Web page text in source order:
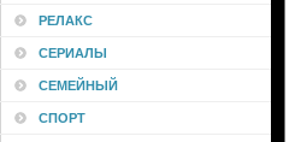
РЕЛАКС
СЕРИАЛЫ
СЕМЕЙНЫЙ
СПОРТ